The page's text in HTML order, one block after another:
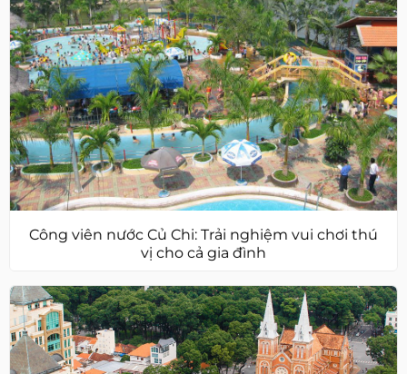
Công viên nước Củ Chi: Trải nghiệm vui chơi thú
vị cho cả gia đình